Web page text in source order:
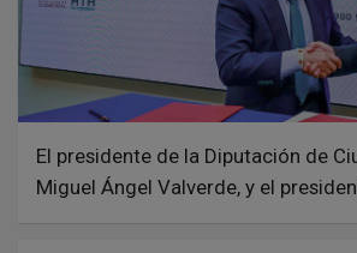
El presidente de la Diputación de
Miguel Ángel Valverde, y el